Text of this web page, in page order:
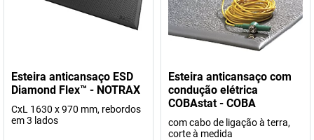
Esteira anticansaço ESD
Diamond Flex™ - NOTRAX
CxL 1630 x 970 mm, rebordos
em 3 lados
Esteira anticansaço com
condução elétrica
COBAstat - COBA
com cabo de ligação à terra,
corte à medida